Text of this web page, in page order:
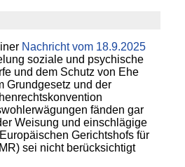
Nachricht vom 18.9.2025
soziale und psychische
und dem Schutz von Ehe
Grundgesetz und der
fänden gar
Weisung und einschlägige
Gerichtshofs für
sei nicht berücksichtigt